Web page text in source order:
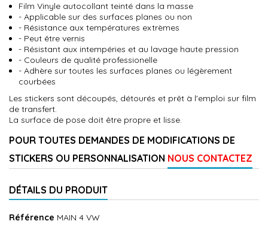
Film Vinyle autocollant teinté dans la masse
- Applicable sur des surfaces planes ou non
- Résistance aux températures extrèmes
- Peut être vernis
- Résistant aux intempéries et au lavage haute pression
- Couleurs de qualité professionelle
- Adhère sur toutes les surfaces planes ou légèrement
courbées
Les stickers sont découpés, détourés et prêt à l'emploi sur film
de transfert.
La surface de pose doit être propre et lisse.
POUR TOUTES DEMANDES DE MODIFICATIONS DE
STICKERS OU PERSONNALISATION NOUS CONTACTEZ
DÉTAILS DU PRODUIT
Référence MAIN 4 VW